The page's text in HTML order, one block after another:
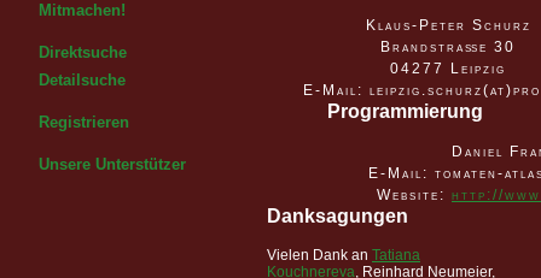
Mitmachen!
Direktsuche
Detailsuche
Registrieren
Unsere Unterstützer
Klaus-Peter Schurz
Brandstraße 30
04277 Leipzig
E-Mail:
Programmierung
Daniel
E-Mail: tomaten-
Website: http://
Danksagungen
Vielen Dank an Tatiana
Kouchnereva , Reinhard Neumeier,